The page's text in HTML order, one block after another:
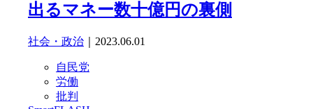
出るマネー数十億円の裏側
社会・政治 ｜2023.06.01
自民党
労働
批判